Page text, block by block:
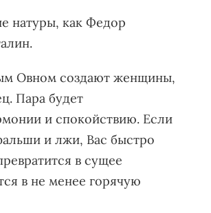
натуры, как Федор
Овном создают женщины,
Пара будет
и спокойствию. Если
и лжи, Вас быстро
в сущее
в не менее горячую